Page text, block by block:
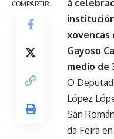
COMPARTIR
á
xovencas
Gayoso
medio de
O
López
San
da Feira